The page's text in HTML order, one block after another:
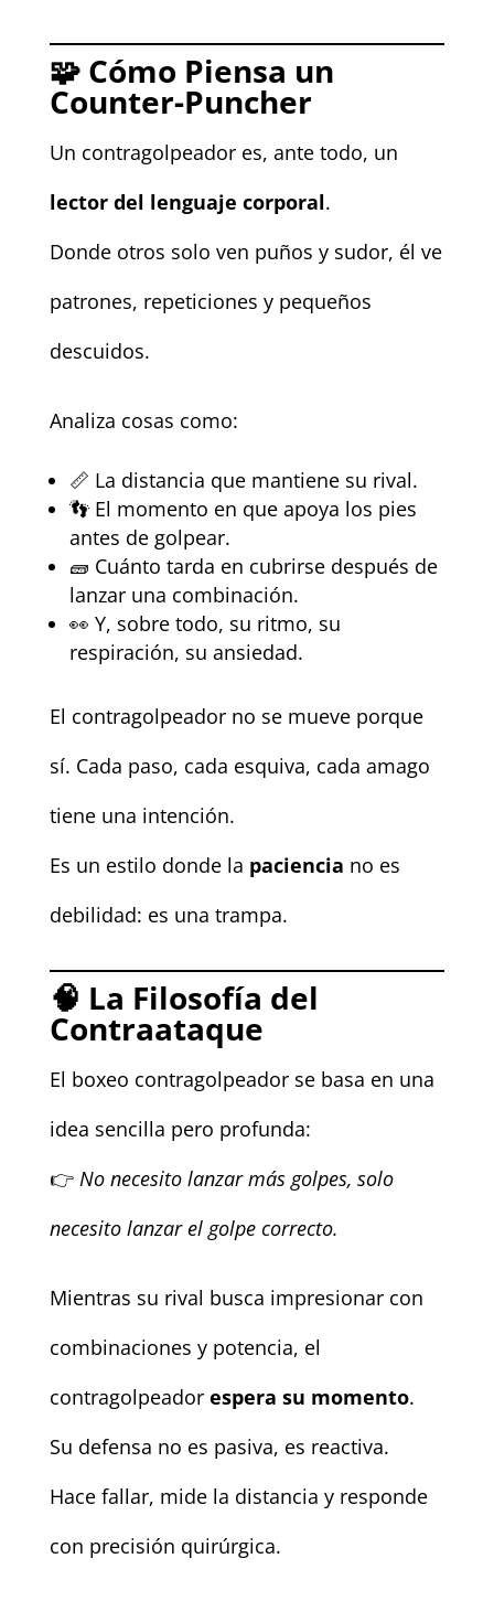
🧩 Cómo Piensa un
Counter-Puncher
Un contragolpeador es, ante todo, un
lector del lenguaje corporal.
Donde otros solo ven puños y sudor, él ve
patrones, repeticiones y pequeños
descuidos.
Analiza cosas como:
📏 La distancia que mantiene su rival.
👣 El momento en que apoya los pies
antes de golpear.
🧱 Cuánto tarda en cubrirse después de
lanzar una combinación.
👀 Y, sobre todo, su ritmo, su
respiración, su ansiedad.
El contragolpeador no se mueve porque
sí. Cada paso, cada esquiva, cada amago
tiene una intención.
Es un estilo donde la paciencia no es
debilidad: es una trampa.
🧠 La Filosofía del
Contraataque
El boxeo contragolpeador se basa en una
idea sencilla pero profunda:
👉 No necesito lanzar más golpes, solo
necesito lanzar el golpe correcto.
Mientras su rival busca impresionar con
combinaciones y potencia, el
contragolpeador espera su momento.
Su defensa no es pasiva, es reactiva.
Hace fallar, mide la distancia y responde
con precisión quirúrgica.